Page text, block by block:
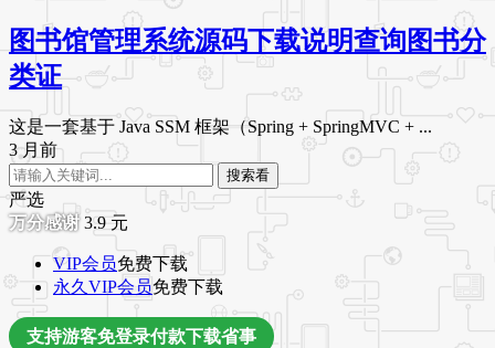
图书馆管理系统源码下载说明查询图书分
类证
这是一套基于 Java SSM 框架（Spring + SpringMVC + ...
3 月前
搜索看
严选
3.9 元
VIP会员免费下载
永久VIP会员免费下载
支持游客免登录付款下载省事